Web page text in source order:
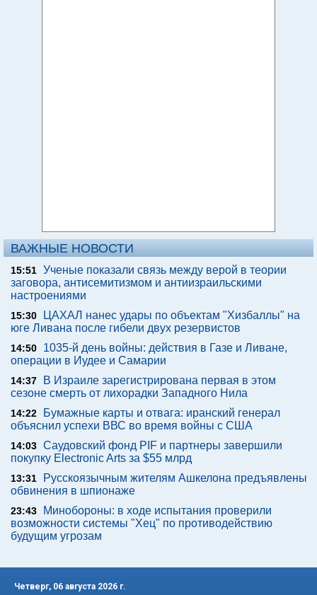
ВАЖНЫЕ НОВОСТИ
15:51 Ученые показали связь между верой в теории
заговора, антисемитизмом и антиизраильскими
настроениями
15:30
ЦАХАЛ нанес удары по объектам "Хизбаллы" на
юге Ливана после гибели двух резервистов
14:50
1035-й день войны: действия в Газе и Ливане,
операции в Иудее и Самарии
14:37
В Израиле зарегистрирована первая в этом
сезоне смерть от лихорадки Западного Нила
14:22
Бумажные карты и отвага: иранский генерал
объяснил успехи ВВС во время войны с США
14:03 Саудовский фонд PIF и партнеры завершили
покупку Electronic Arts за $55 млрд
13:31
Русскоязычным жителям Ашкелона предъявлены
обвинения в шпионаже
23:43
Минобороны: в ходе испытания проверили
возможности системы "Хец" по противодействию
будущим угрозам
Четверг, 06 августа 2026 г.